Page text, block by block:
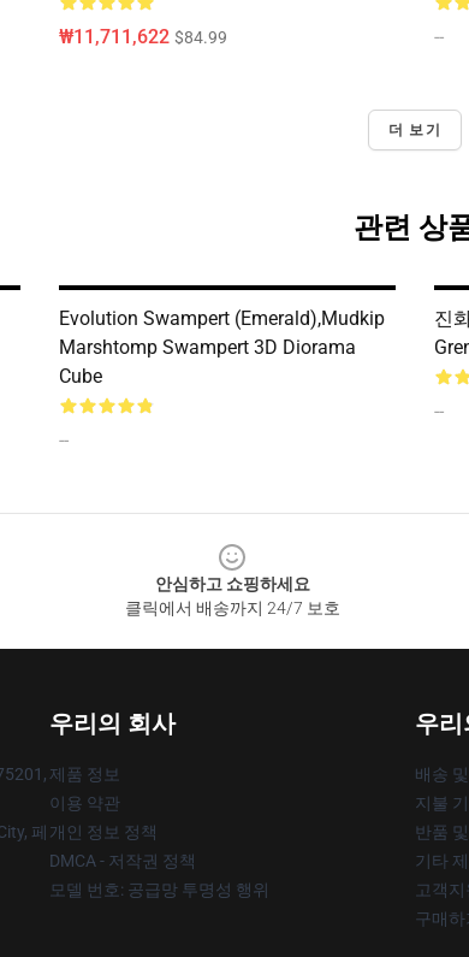
₩11,711,622 $84.99 --
더 보기
관련 상
Evolution Swampert (Emerald),Mudkip
Marshtomp Swampert 3D Diorama
Cube
--
진
--
안심하고 쇼핑하세요
클릭에서 배송까지 24/7 보호
페
우리의 회사
제품 정보
이용 약관
개인 정보 정책
DMCA - 저작권 정책
모델 번호: 공급망 투명성 행위
우리
배송
지불
반품
기타
고객지
구매하